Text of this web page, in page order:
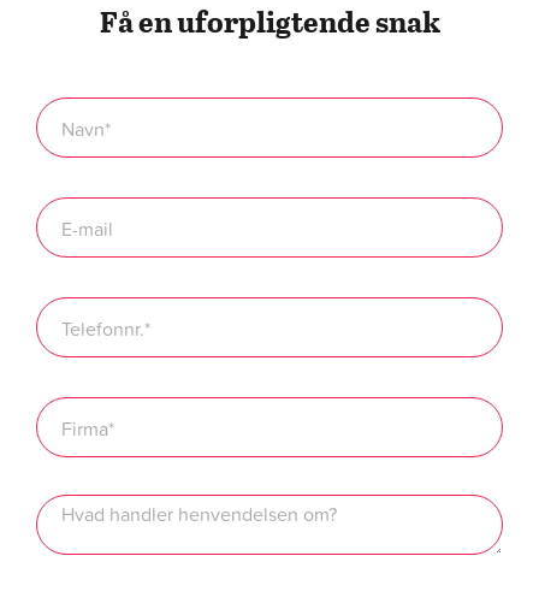
Få en uforpligtende snak